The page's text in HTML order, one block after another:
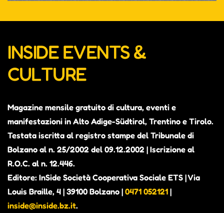
ALEX THE JUDGE, PRIMO
ALBUM IN VISTA. CONTERRÀ
PEZZI INEDITI E ALCUNI BRANI
GIÀ PUBBLICATI COME SINGOLI
INSIDE EVENTS &
CULTURE
Magazine mensile gratuito di cultura, eventi e
manifestazioni in Alto Adige-Südtirol, Trentino e Tirolo.
Testata iscritta al registro stampe del Tribunale di
Bolzano al n. 25/2002 del 09.12.2002 | Iscrizione al
R.O.C. al n. 12.446.
Editore: InSide Società Cooperativa Sociale ETS | Via
Louis Braille, 4 | 39100 Bolzano | 0471 052121 |
inside@inside.bz.it.